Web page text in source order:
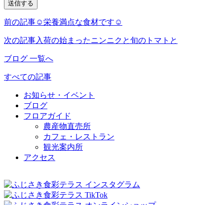
前の記事☺栄養満点な食材です☺
次の記事入荷の始まったニンニクと旬のトマトと
ブログ 一覧へ
すべての記事
お知らせ・イベント
ブログ
フロアガイド
農産物直売所
カフェ・レストラン
観光案内所
アクセス